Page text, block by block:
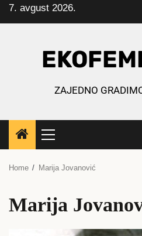
Skip
to
7. avgust 2026.
ZAJEDNO
Primary
Menu
Home Marija Jovanović
Marija